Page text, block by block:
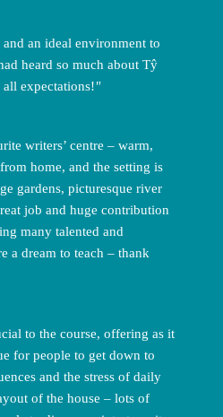
an ideal environment to
heard so much about Tŷ
expectations!
writers’ centre – warm,
home, and the setting is
gardens, picturesque river
job and huge contribution
many talented and
a dream to teach – thank
to the course, offering as it
for people to get down to
and the stress of daily
of the house – lots of